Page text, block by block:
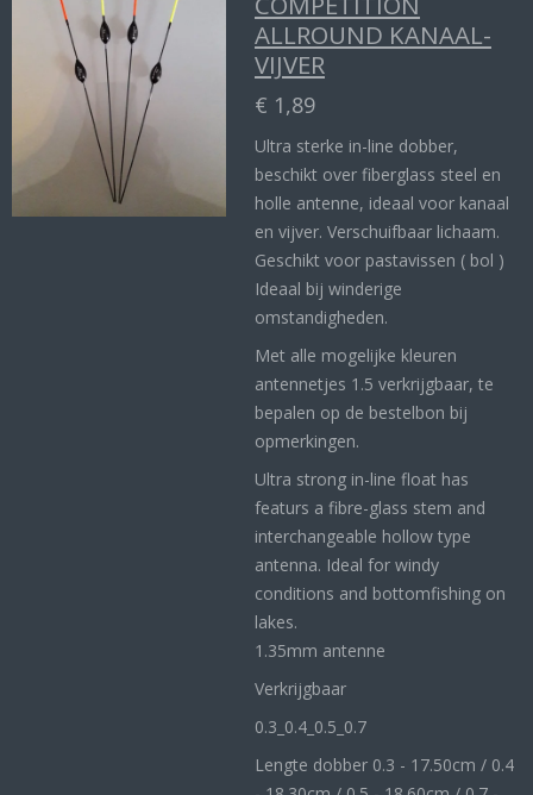
ALLROUND KANAAL-
VIJVER
€ 1,89
Ultra sterke in-line dobber,
beschikt over fiberglass steel en
holle antenne, ideaal voor kanaal
en vijver. Verschuifbaar lichaam.
Geschikt voor pastavissen ( bol )
Ideaal bij winderige
omstandigheden.
Met alle mogelijke kleuren
antennetjes 1.5 verkrijgbaar, te
bepalen op de bestelbon bij
opmerkingen.
Ultra strong in-line float has
featurs a fibre-glass stem and
interchangeable hollow type
antenna. Ideal for windy
conditions and bottomfishing on
lakes.
1.35mm antenne
Verkrijgbaar
0.3_ 0.4_ 0.5_0.7
Lengte dobber 0.3 - 17.50cm / 0.4